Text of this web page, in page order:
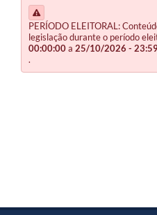
PERÍODO ELEITORAL:
legislação durante o período
00:00:00a 25/10/2026 -
.